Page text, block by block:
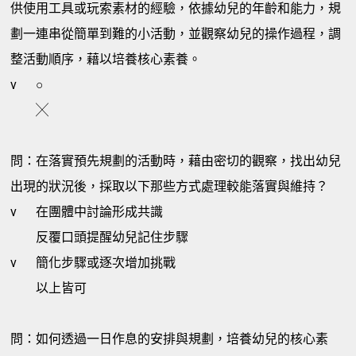
供使用工具或玩索素材的經驗，依據幼兒的年齡和能力，規
劃一連串從簡單到難的小活動，並觀察幼兒的操作過程，調
整活動順序，藉以培養核心素養。
v
○
╳
問：在落實預先規劃的活動時，藉由密切的觀察，找出幼兒
出現的狀況後，採取以下那些方式處理較能落實與維持？
v
在團體中討論形成共識
反覆口頭提醒幼兒記住步驟
v
簡化步驟或逐次增加挑戰
以上皆可
問：如何透過一日作息的安排與規劃，培養幼兒的核心素